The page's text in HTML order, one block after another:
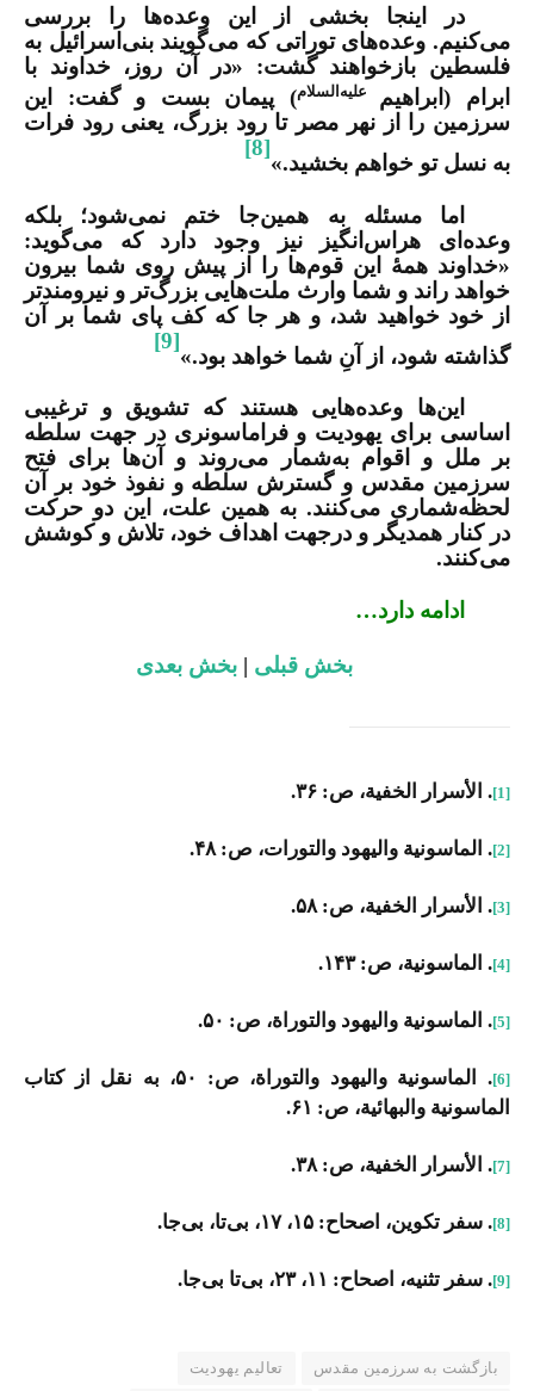
در اینجا بخشی از این وعده‌ها را بررسی
می‌کنیم. وعده‌های توراتی که می‌گویند بنی‌اسرائیل به
فلسطین بازخواهند گشت: «در آن روز، خداوند با
ابرام (ابراهیم
علیه‌السلام) پیمان بست و گفت: این
سرزمین را از نهر مصر تا رود بزرگ، یعنی رود فرات
به نسل تو خواهم بخشید.»
[8]
اما مسئله به همین‌جا ختم نمی‌شود؛ بلکه
وعده‌ای هراس‌انگیز نیز وجود دارد که می‌گوید:
«خداوند همۀ این قوم‌ها را از پیش روی شما بیرون
خواهد راند و شما وارث ملت‌هایی بزرگ‌تر و نیرومندتر
از خود خواهید شد، و هر جا که کف پای شما بر آن
گذاشته شود، از آنِ شما خواهد بود.»
[9]
این‌ها وعده‌هایی هستند که تشویق و ترغیبی
اساسی برای یهودیت و فراماسونری در جهت سلطه
بر ملل و اقوام به‌شمار می‌روند و آن‌ها برای فتح
سرزمین مقدس و گسترش سلطه و نفوذ خود بر آن‌
لحظه‌شماری می‌کنند. به همین علت، این دو حرکت
در کنار همدیگر و درجهت اهداف خود، تلاش و کوشش
می‌کنند.
ادامه دارد…
بخش قبلی |بخش بعدی
[1]. الأسرار الخفیة، ص: ۳۶.
[2]. الماسونیة والیهود والتورات، ص: ۴۸.
[3]. الأسرار الخفیة، ص: ۵۸.
[4]. الماسونیة، ص: ۱۴۳.
[5]. الماسونیة والیهود والتوراة، ص: ۵۰.
[6]
. الماسونیة والیهود والتوراة، ص: ۵۰، به نقل از کتاب
الماسونیة والبهائیة، ص: ۶۱.
[7]. الأسرار الخفیة، ص: ۳۸.
[8]. سفر تکوین، اصحاح: ۱۵، ۱۷، بی‌تا، بی‌جا.
[9]. سفر تثنیه، اصحاح: ۱۱، ۲۳، بی‌تا‌ بی‌جا.
بازگشت به سرزمین مقدس
تعالیم یهودیت